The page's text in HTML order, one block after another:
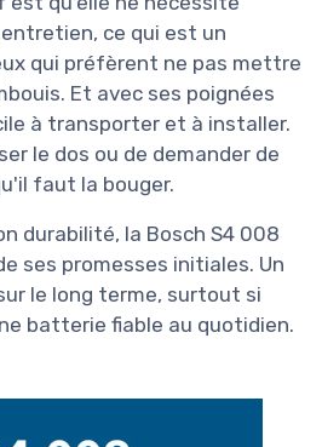
ce qui est un
qui préfèrent ne pas mettre
Et avec ses poignées
à transporter et à installer.
le dos ou de demander de
faut la bouger.
durabilité, la Bosch S4 008
ses promesses initiales. Un
le long terme, surtout si
batterie fiable au quotidien.